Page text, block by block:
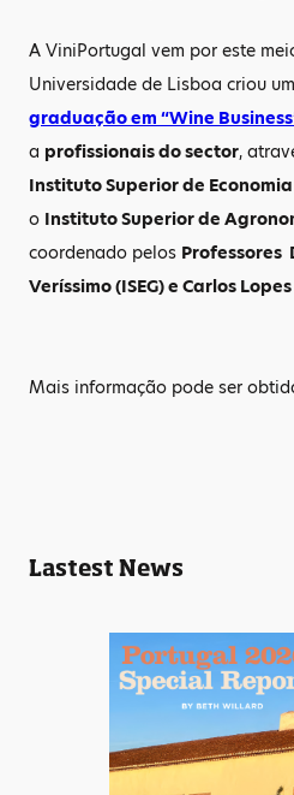
A ViniPortugal vem por este
Universidade de Lisboa criou um
graduação em “Wine
a profissionais do sector,
Instituto Superior de
o Instituto Superior de
coordenado pelos Professores
Veríssimo (ISEG) e Carlos
Mais informação pode ser
Lastest News